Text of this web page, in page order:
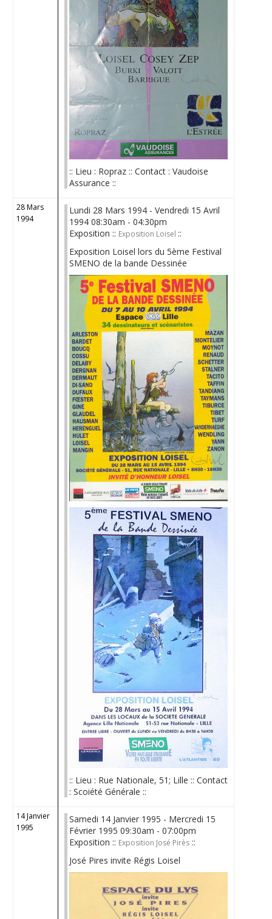
:: Lieu : Ropraz :: Contact : Vaudoise
Assurance ::
28 Mars
1994
Lundi 28 Mars 1994 - Vendredi 15 Avril
1994 08:30am - 04:30pm
Exposition :: Exposition Loisel ::
Exposition Loisel lors du 5ème Festival
SMENO de la bande Dessinée
:: Lieu : Rue Nationale, 51; Lille :: Contact
: Scoiété Générale ::
14 Janvier
1995
Samedi 14 Janvier 1995 - Mercredi 15
Février 1995 09:30am - 07:00pm
Exposition :: Exposition José Pirès ::
José Pires invite Régis Loisel